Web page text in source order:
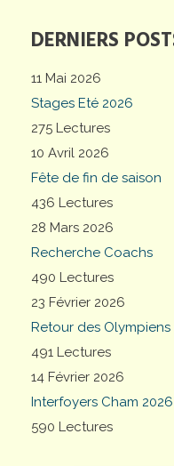
DERNIERS
11 Mai 2026
Stages Eté 2026
275 Lectures
10 Avril 2026
Fête de fin de saison
436 Lectures
28 Mars 2026
Recherche Coachs
490 Lectures
23 Février 2026
Retour des
491 Lectures
14 Février 2026
Interfoyers Cham 2026
590 Lectures